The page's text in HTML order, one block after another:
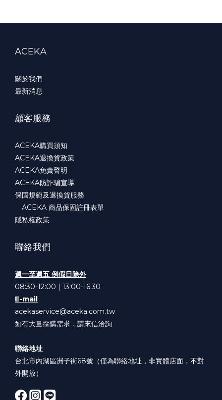
ACEKA
關於我們
最新消息
顧客服務
ACEKA購買須知
ACEKA退換貨政策
ACEKA免責聲明
ACEKA防詐騙宣導
保固規範及退換貨服務
ACEKA 商品保固註冊表單
隱私權政策
聯絡我們
週一至週五 例假日除外
08:30-12:00 | 13:00-16:30
E-mail
acekaservice@aceka.com.tw
如有大量採購需求，請來信洽詢
聯絡地址
台北市內湖區洲子街68號（僅為聯絡地址，非實體店面，不對
外開放）